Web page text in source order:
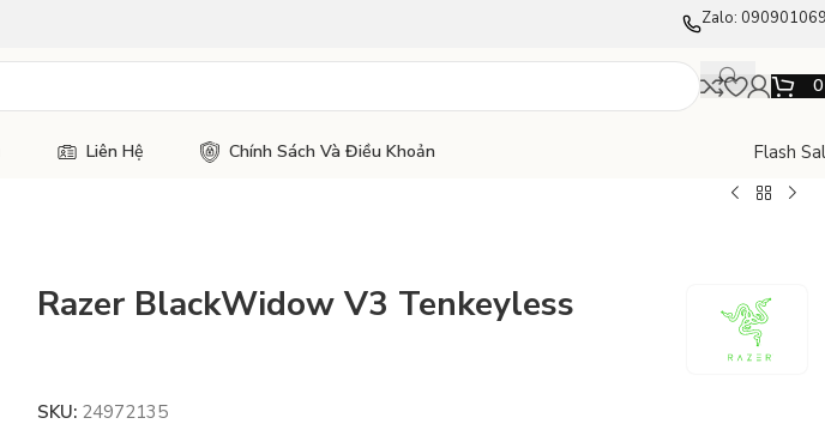
Zalo:
Liên Hệ Chính Sách Và Điều Khoản
Flash
Razer BlackWidow V3 Tenkeyless
SKU: 24972135